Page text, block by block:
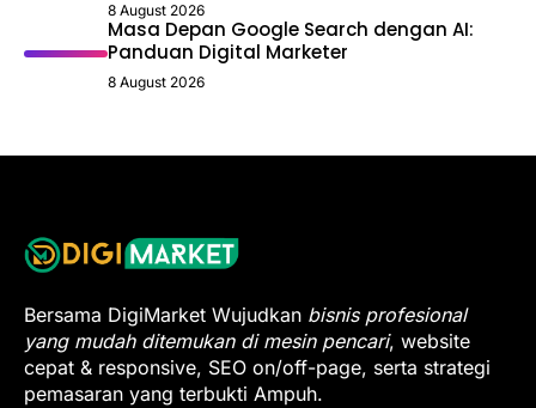
8 August 2026
Masa Depan Google Search dengan AI:
Panduan Digital Marketer
8 August 2026
Bersama DigiMarket Wujudkan bisnis profesional
yang mudah ditemukan di mesin pencari, website
cepat & responsive, SEO on/off-page, serta strategi
pemasaran yang terbukti Ampuh.